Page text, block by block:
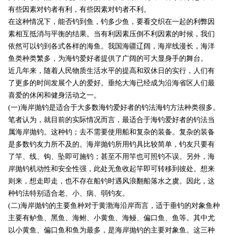
有些因素对钓者有利，有些因素对钓者不利。
在这种情况下，能否钓到鱼，钓多少鱼，要看交织在一起的利弊因
素相互抵消与平衡的结果。当有利因素压倒不利因素的时候，我们
依然可以钓到各式各样的海鱼。我国海疆辽阔，海岸线漫长，海洋
鱼类种类繁多，为海钓爱好者提供了广阔的可大显身手的舞台。
近几年来，随着人民物质生活水平的提高和双休日的实行，人们有
了更多的时间发展个人的爱好。垂纶大海已经成为沿海省区人们最
喜爱的休闲和健身活动之一。
(一)海岸抛钓是适合于大多数海钓爱好者的钓法海钓方法种类很多。
笔者认为，就目前的实际情况而言，最适合于海钓爱好者的钓法当
属海岸抛钓。这种钓；去不需要使用船和复杂的装备。复杂的装备
是多数钓友力所不及的。海岸抛钓所用钓具比较简单，钓友只要有
了竿、线、钩、坠即可施钓；甚至不用竿也可照钓不误。另外，海
岸抛钓机动性和安全性强，此处无鱼收起竿即可转移到彼处。想来
则来，想走即走，也不存在船钓时遇风浪翻船落水之虞。因此，这
种钓法特别适合老、小、病、弱钓友。
(二)海岸抛钓的主要鱼种对于黄渤海沿岸而言，适于垂钓的对象鱼种
主要有鲈鱼、黑鱼、海鲋、小黄鱼、海鳗、偏口鱼、鱼等。其中尤
以小黄鱼、偏口鱼和鱼为最多，是海岸抛钓的主要对象鱼。这三种